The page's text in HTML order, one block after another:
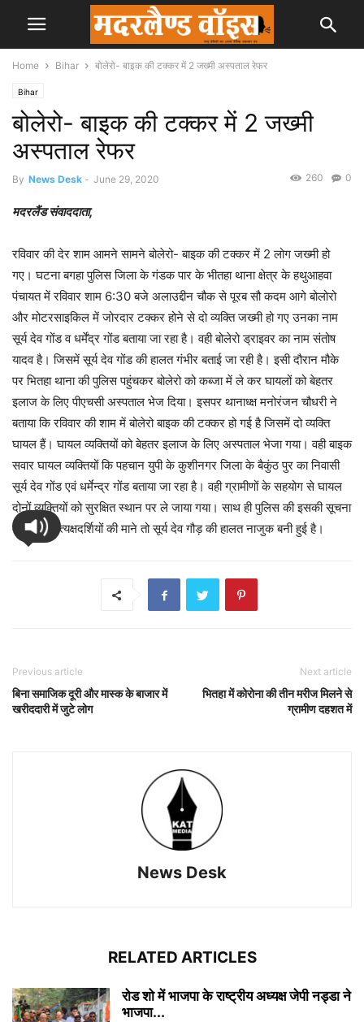
Home Bihar बोलेरो- बाइक की टक्कर में 2 जख्मी अस्पताल रेफर
Bihar
बोलेरो- बाइक की टक्कर में 2 जख्मी
अस्पताल रेफर
By News Desk - June 29, 2020 0
260
मदरलैंड संवाददाता,
रविवार की देर शाम आमने सामने बोलेरो- बाइक की टक्कर में 2 लोग जख्मी हो
गए। घटना बगहा पुलिस जिला के गंडक पार के भीतहा थाना क्षेत्र के हथुआहवा
पंचायत में रविवार शाम 6:30 बजे अलाउद्दीन चौक से पूरब सौ कदम आगे बोलोरो
और मोटरसाइकिल में जोरदार टक्कर होने से दो व्यक्ति जख्मी हो गए उनका नाम
सूर्य देव गोंड व धर्मेंद्र गोंड बताया जा रहा है। वही बोलेरो ड्राइवर का नाम संतोष
यादव है। जिसमें सूर्य देव गोंड की हालत गंभीर बताई जा रही है। इसी दौरान मौके
पर भितहा थाना की पुलिस पहुंचकर बोलेरो को कब्जा में ले कर घायलों को बेहतर
इलाज के लिए पीएचसी अस्पताल भेज दिया। इसपर थानाध्क्ष मनोरंजन चौधरी ने
बताया कि रविवार की शाम में बोलेरो बाइक की टक्कर हो गई है जिसमें दो व्यक्ति
घायल हैं। घायल व्यक्तियों को बेहतर इलाज के लिए अस्पताल भेजा गया। वही बाइक
सवार घायल व्यक्तियों कि पहचान युपी के कुशीनगर जिला के बैकुंठ पुर का निवासी
सूर्य देव गोंड एवं धर्मेन्द्र गोंड बताया जा रहा है। वही ग्रामीणों के सहयोग से घायल
दोनों व्यक्तियों को सुरक्षित स्थान पर ले जाया गया। साथ ही पुलिस की इसकी सूचना
दी गई। प्रत्यक्षदर्शियों की माने तो सूर्य देव गौड़ की हालत नाजुक बनी हुई है।
Previous article
बिना समाजिक दूरी और मास्क के बाजार में
खरीददारी में जुटे लोग
Next article
भितहा में कोरोना की तीन मरीज मिलने से
ग्रामीण दहशत में
News Desk
RELATED ARTICLES
रोड शो में भाजपा के राष्ट्रीय अध्यक्ष जेपी नड्डा ने
भाजपा...